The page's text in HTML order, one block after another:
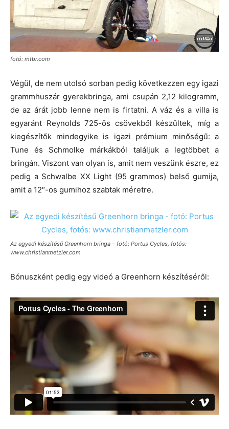
fotó: mtbr.com
Végül, de nem utolsó sorban pedig következzen egy igazi
grammhuszár gyerekbringa, ami csupán 2,12 kilogramm,
de az árát jobb lenne nem is firtatni. A váz és a villa is
egyaránt Reynolds 725-ös csövekből készültek, míg a
kiegészítők mindegyike is igazi prémium minőségű: a
Tune és Schmolke márkákból találjuk a legtöbbet a
bringán. Viszont van olyan is, amit nem veszünk észre, ez
pedig a Schwalbe XX Light (95 grammos) belső gumija,
amit a 12″-os gumihoz szabtak méretre.
Az egyedi készítésű Greenhorn bringa – fotó: Portus Cycles, fotós:
www.christianmetzler.com
Bónuszként pedig egy videó a Greenhorn készítéséről: